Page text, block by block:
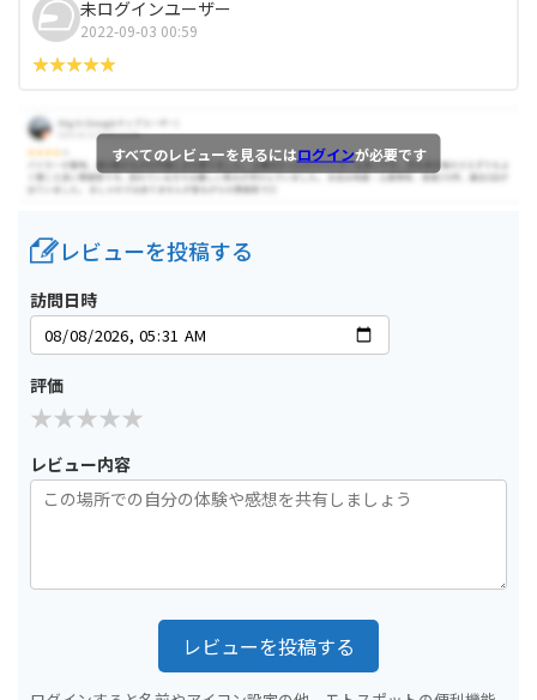
未ログインユーザー
2022-09-03 00:59
すべてのレビューを見るにはログインが必要です
レビューを投稿する
訪問日時
評価
レビュー内容
レビューを投稿する